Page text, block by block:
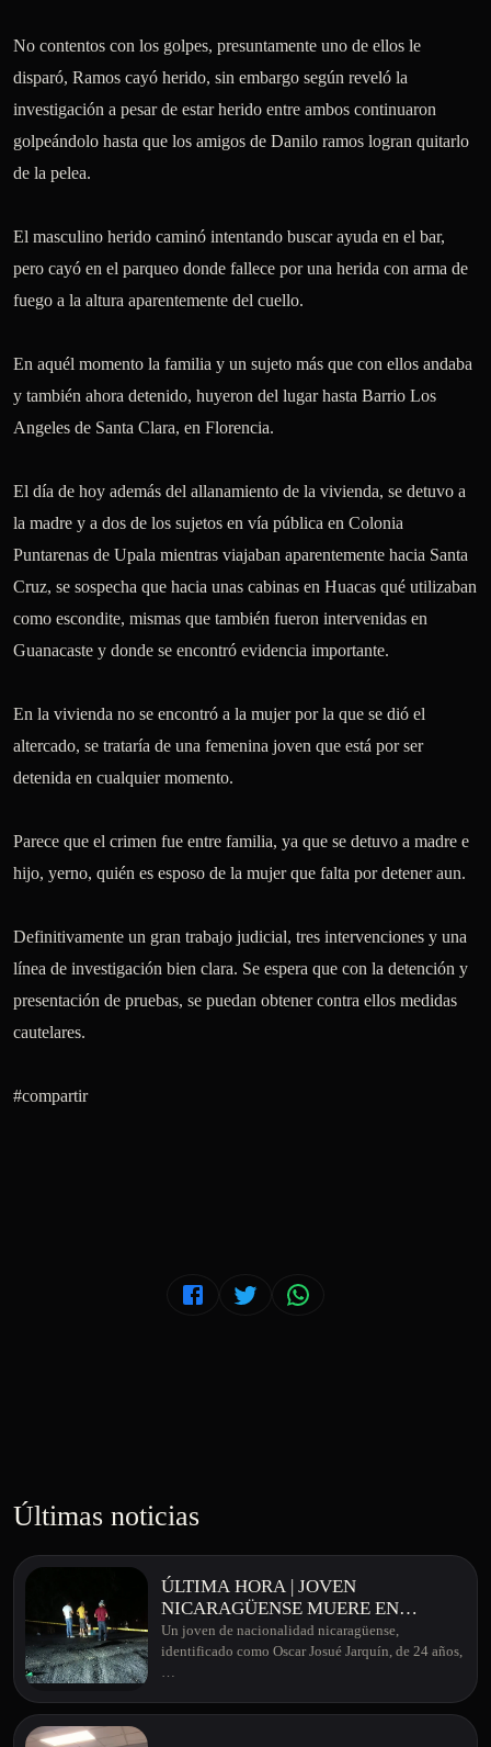
No contentos con los golpes, presuntamente uno de ellos le
disparó, Ramos cayó herido, sin embargo según reveló la
investigación a pesar de estar herido entre ambos continuaron
golpeándolo hasta que los amigos de Danilo ramos logran quitarlo
de la pelea.
El masculino herido caminó intentando buscar ayuda en el bar,
pero cayó en el parqueo donde fallece por una herida con arma de
fuego a la altura aparentemente del cuello.
En aquél momento la familia y un sujeto más que con ellos andaba
y también ahora detenido, huyeron del lugar hasta Barrio Los
Angeles de Santa Clara, en Florencia.
El día de hoy además del allanamiento de la vivienda, se detuvo a
la madre y a dos de los sujetos en vía pública en Colonia
Puntarenas de Upala mientras viajaban aparentemente hacia Santa
Cruz, se sospecha que hacia unas cabinas en Huacas qué utilizaban
como escondite, mismas que también fueron intervenidas en
Guanacaste y donde se encontró evidencia importante.
En la vivienda no se encontró a la mujer por la que se dió el
altercado, se trataría de una femenina joven que está por ser
detenida en cualquier momento.
Parece que el crimen fue entre familia, ya que se detuvo a madre e
hijo, yerno, quién es esposo de la mujer que falta por detener aun.
Definitivamente un gran trabajo judicial, tres intervenciones y una
línea de investigación bien clara. Se espera que con la detención y
presentación de pruebas, se puedan obtener contra ellos medidas
cautelares.
#compartir
Últimas noticias
ÚLTIMA HORA | JOVEN
NICARAGÜENSE MUERE EN
APARATOSO ACCIDENTE EN
MONTERREY DE SAN CARLOS
Un joven de nacionalidad nicaragüense,
identificado como Oscar Josué Jarquín, de 24 años,